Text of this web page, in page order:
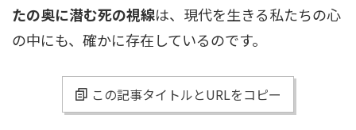
たの奥に潜む死の視線は、現代を生きる私たちの心
の中にも、確かに存在しているのです。
この記事タイトルとURLをコピー